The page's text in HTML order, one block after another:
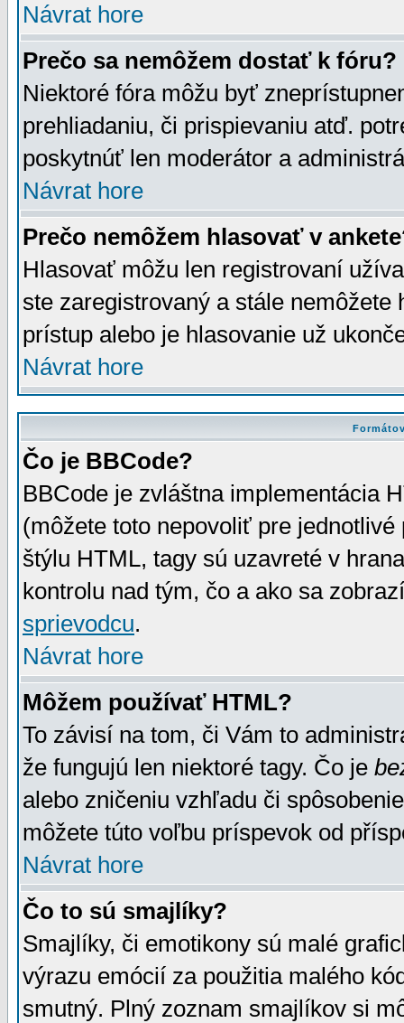
Návrat hore
Prečo sa nemôžem dostať k fóru?
Niektoré fóra môžu byť
prehliadaniu, či prispievaniu atď.
poskytnúť len moderátor a
Návrat hore
Prečo nemôžem hlasovať v
Hlasovať môžu len registrovaní
ste zaregistrovaný a stále
prístup alebo je hlasovanie už
Návrat hore
Čo je BBCode?
BBCode je zvláštna implementácia
(môžete toto nepovoliť pre
štýlu HTML, tagy sú uzavreté v
kontrolu nad tým, čo a ako sa
sprievodcu.
Návrat hore
Môžem používať HTML?
To závisí na tom, či Vám to
že fungujú len niektoré tagy. Čo je
alebo zničeniu vzhľadu či
môžete túto voľbu príspevok od
Návrat hore
Čo to sú smajlíky?
Smajlíky, či emotikony sú malé
výrazu emócií za použitia malého
smutný. Plný zoznam smajlíkov si